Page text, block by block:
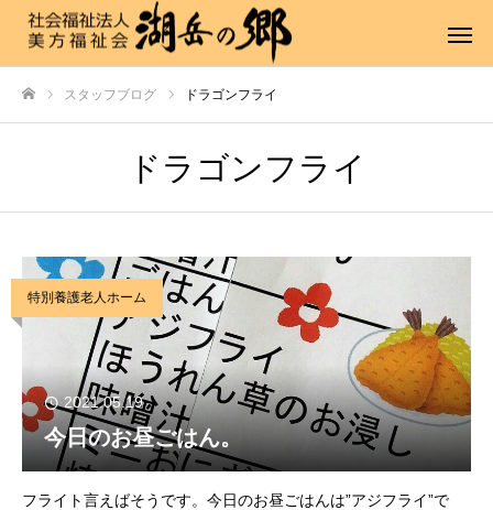
スタッフブログ ドラゴンフライ
ドラゴンフライ
特別養護老人ホーム
2021.05.19
今日のお昼ごはん。
フライト言えばそうです。今日のお昼ごはんは”アジフライ”で